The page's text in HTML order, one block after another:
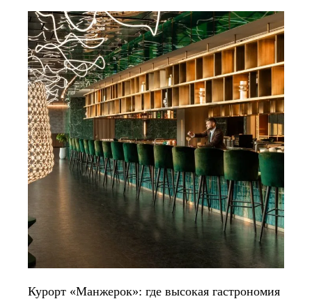
Курорт «Манжерок»: где высокая гастрономия